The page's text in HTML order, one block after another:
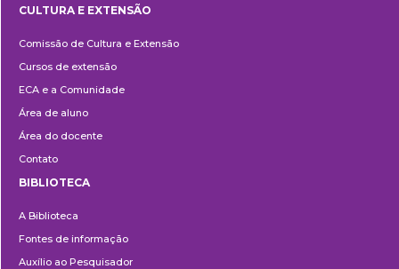
e
Extensão
CULTURA E EXTENSÃO
Comissão de Cultura e Extensão
Cursos de extensão
ECA e a Comunidade
Área de aluno
Área do docente
Contato
BIBLIOTECA
A Biblioteca
Fontes de informação
Auxílio ao Pesquisador